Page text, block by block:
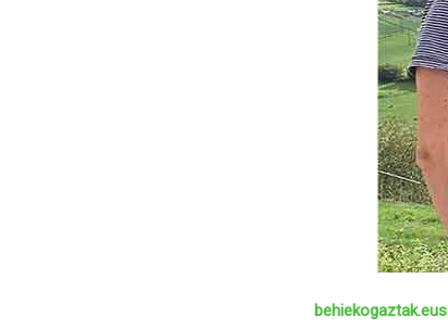
behiekogaztak.eus